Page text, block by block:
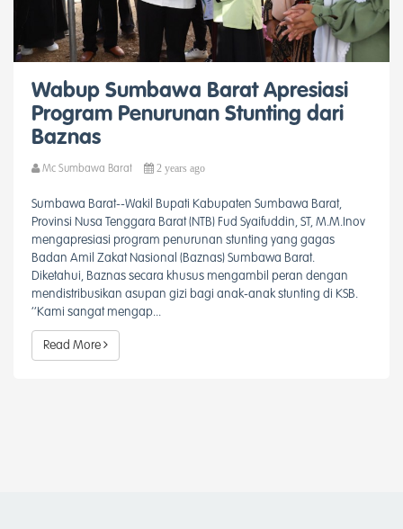
Wabup Sumbawa Barat Apresiasi
Program Penurunan Stunting dari
Baznas
Mc Sumbawa Barat 2 years ago
Sumbawa Barat--Wakil Bupati Kabupaten Sumbawa Barat,
Provinsi Nusa Tenggara Barat (NTB) Fud Syaifuddin, ST, M.M.Inov
mengapresiasi program penurunan stunting yang gagas
Badan Amil Zakat Nasional (Baznas) Sumbawa Barat.
Diketahui, Baznas secara khusus mengambil peran dengan
mendistribusikan asupan gizi bagi anak-anak stunting di KSB.
‘’Kami sangat mengap...
Read More